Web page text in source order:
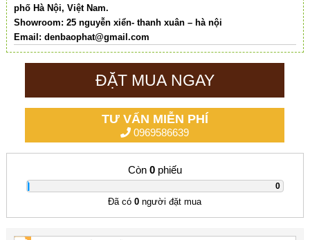
phố Hà Nội, Việt Nam.
Showroom: 25 nguyễn xiển- thanh xuân – hà nội
Email: denbaophat@gmail.com
ĐẶT MUA NGAY
TƯ VẤN MIỄN PHÍ
0969586639
Còn 0phiếu
0
Đã có0 người đặt mua